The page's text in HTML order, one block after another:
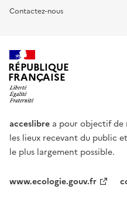
Contactez-nous
RÉPUBLIQUE
FRANÇAISE
acceslibre a pour objectif de
les lieux recevant du public
le plus largement possible.
www.ecologie.gouv.fr